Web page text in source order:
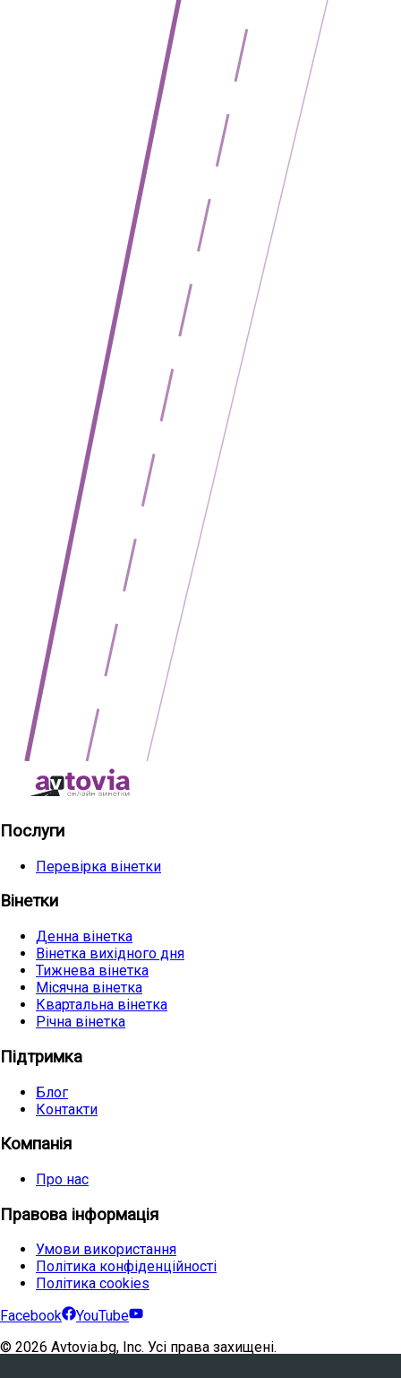
Послуги
Перевірка вінетки
Вінетки
Денна вінетка
Вінетка вихідного дня
Тижнева вінетка
Місячна вінетка
Квартальна вінетка
Річна вінетка
Підтримка
Блог
Контакти
Компанія
Про нас
Правова інформація
Умови використання
Політика конфіденційності
Політика cookies
Facebook
YouTube
© 2026 Avtovia.bg, Inc. Усі права захищені.